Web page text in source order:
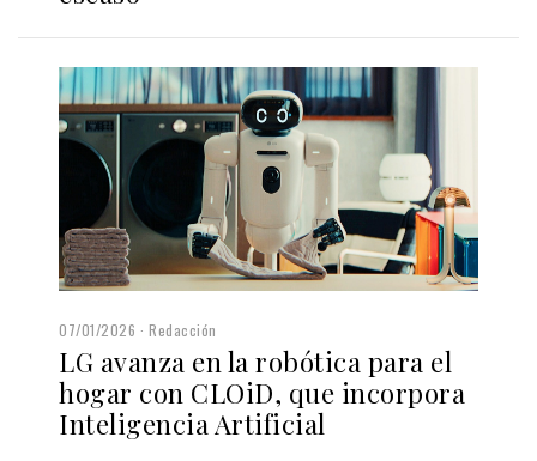
07/01/2026 Redacción
LG avanza en la robótica para el
hogar con CLOiD, que incorpora
Inteligencia Artificial